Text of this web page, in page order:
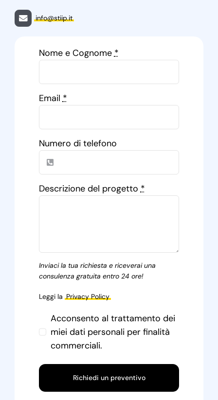
info@stiip.it
Nome e Cognome*
Email*
Numero di telefono
Descrizione del progetto*
Inviaci la tua richiesta e riceverai una
consulenza gratuita entro 24 ore!
Leggi la Privacy Policy
Acconsento al trattamento dei
miei dati personali per finalità
commerciali.
Richiedi un preventivo